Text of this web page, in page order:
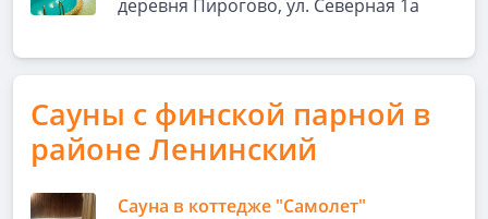
деревня Пирогово, ул. Северная 1а
Сауны с финской парной в
районе Ленинский
Сауна в коттедже "Самолет"